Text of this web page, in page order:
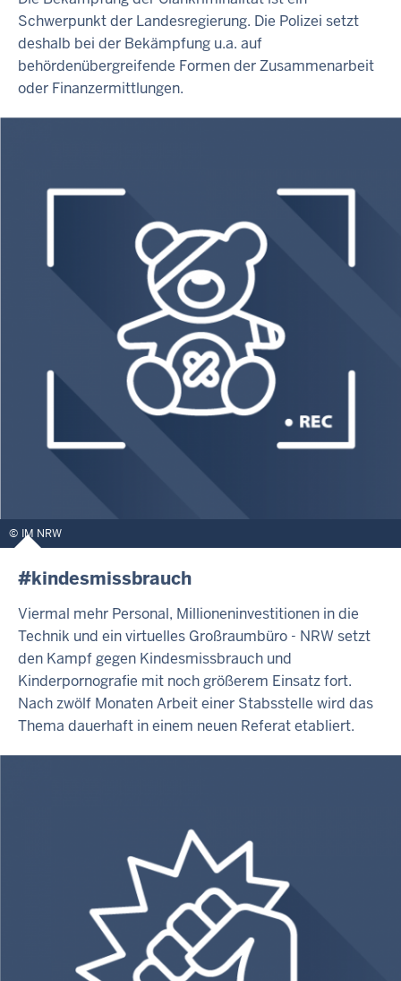
Schwerpunkt der Landesregierung. Die Polizei setzt
deshalb bei der Bekämpfung u.a. auf
behördenübergreifende Formen der Zusammenarbeit
oder Finanzermittlungen.
IM NRW
#kindesmissbrauch
Viermal mehr Personal, Millioneninvestitionen in die
Technik und ein virtuelles Großraumbüro - NRW setzt
den Kampf gegen Kindesmissbrauch und
Kinderpornografie mit noch größerem Einsatz fort.
Nach zwölf Monaten Arbeit einer Stabsstelle wird das
Thema dauerhaft in einem neuen Referat etabliert.